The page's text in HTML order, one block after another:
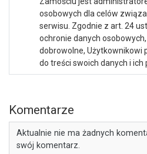
osobowych dla celów
serwisu. Zgodnie z art. 24
ochronie danych
dobrowolne, Użytkownikowi
do treści swoich danych i ich
Komentarze
Aktualnie nie ma żadnych
swój komentarz.